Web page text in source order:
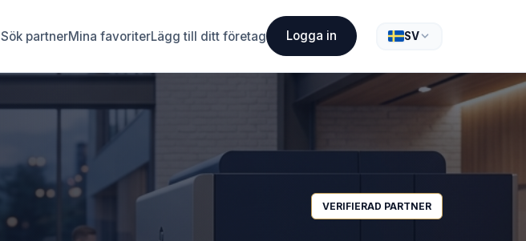
Sök partnerMina favoriterLägg till ditt företag Logga in SV
VERIFIERAD PARTNER